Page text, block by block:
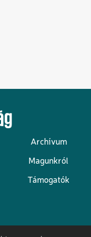
Archívum
Magunkról
Támogatók